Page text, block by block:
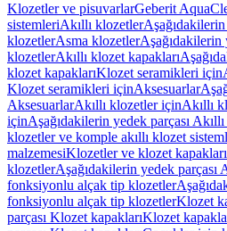
Klozetler ve pisuvarlarGeberit
sistemleriAkıllı klozetlerAşağıdakilerin
klozetlerAsma klozetlerAşağıdakilerin
klozetlerAkıllı klozet kapakları
klozet kapaklarıKlozet seramikleri için
Klozet seramikleri içinAksesuarlar
AksesuarlarAkıllı klozetler içinAkıllı
içinAşağıdakilerin yedek parçası
klozetler ve komple akıllı klozet
malzemesiKlozetler ve klozet kapakları
klozetlerAşağıdakilerin yedek parçası
fonksiyonlu alçak tip klozetler
fonksiyonlu alçak tip klozetlerKlozet
parçası Klozet kapaklarıKlozet